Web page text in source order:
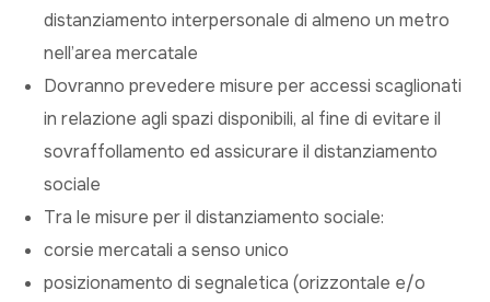
distanziamento interpersonale di almeno un metro
nell’area mercatale
Dovranno prevedere misure per accessi scaglionati
in relazione agli spazi disponibili, al fine di evitare il
sovraffollamento ed assicurare il distanziamento
sociale
Tra le misure per il distanziamento sociale:
corsie mercatali a senso unico
posizionamento di segnaletica (orizzontale e/o